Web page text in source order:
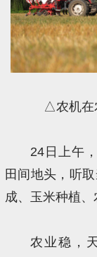
△农机在
24日上午
田间地头，听
成、玉米种植、
农业稳，